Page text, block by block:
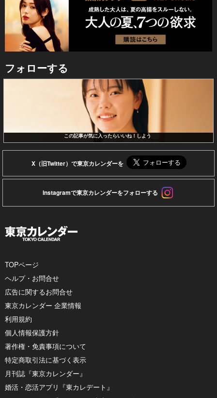
フォローする
この記事が気に入ったらいいね！しよう
X（旧Twitter）で東京カレンダーを
Instagramで東京カレンダーをフォローする
TOPページ
ヘルプ・お問合せ
広告に関するお問合せ
東京カレンダー 企業情報
利用規約
個人情報保護方針
著作権・免責事項について
特定商取引法に基づく表示
月刊誌『東京カレンダー』
婚活・恋活アプリ『東カレデート』